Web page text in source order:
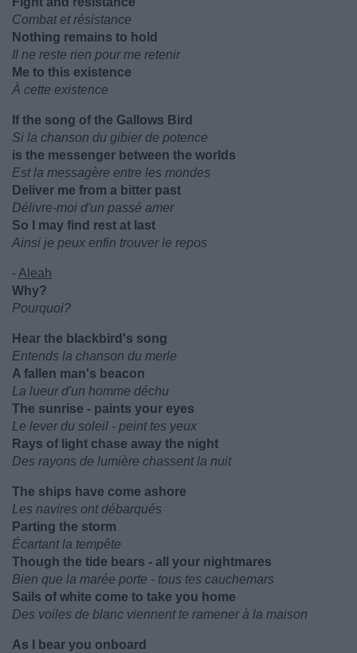
Combat et résistance
Nothing remains to hold
Il ne reste rien pour me retenir
Me to this existence
À cette existence
If the song of the Gallows Bird
Si la chanson du gibier de potence
is the messenger between the worlds
Est la messagère entre les mondes
Deliver me from a bitter past
Délivre-moi d'un passé amer
So I may find rest at last
Ainsi je peux enfin trouver le repos
- Aleah
Why?
Pourquoi?
Hear the blackbird's song
Entends la chanson du merle
A fallen man's beacon
La lueur d'un homme déchu
The sunrise - paints your eyes
Le lever du soleil - peint tes yeux
Rays of light chase away the night
Des rayons de lumière chassent la nuit
The ships have come ashore
Les navires ont débarqués
Parting the storm
Écartant la tempête
Though the tide bears - all your nightmares
Bien que la marée porte - tous tes cauchemars
Sails of white come to take you home
Des voiles de blanc viennent te ramener à la maison
As I bear you onboard